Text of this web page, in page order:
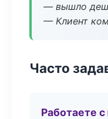
— вышло
— Клиент
Часто
Работаете